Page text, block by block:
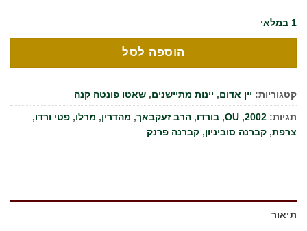
הוספה לסל
קטגוריות:יין אדום,יינות מתיישנים,שאטו פונטה קנה
תגיות:2002
,
OU
,בורדו,הרב זעקבאך,מהדרין,מרלו,פטי ורדו,
צרפת,קברנה סוביניון,קברנה פרנק
תיאור